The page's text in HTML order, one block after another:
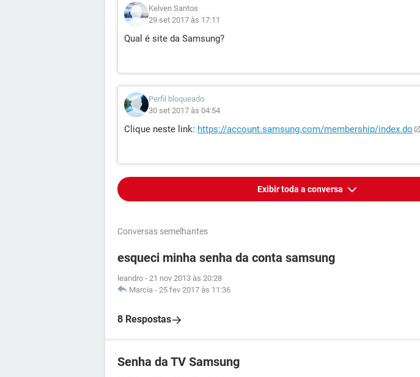
Kelven Santos
29 set 2017 às 17:11
Qual é site da Samsung?
Perfil bloqueado
30 set 2017 às 04:54
Clique neste link: https://account.samsung.com/membership/index.do
Exibir toda a conversa
Conversas semelhantes
esqueci minha senha da conta samsung
leandro - 21 nov 2013 às 20:28
Marcia - 25 fev 2017 às 11:36
8 Respostas
Senha da TV Samsung